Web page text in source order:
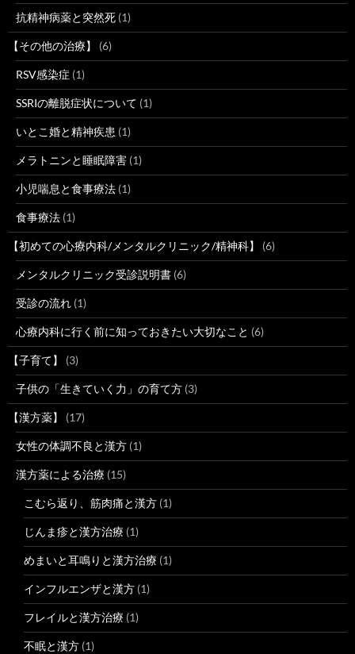
抗精神病薬と突然死 (1)
【その他の治療】 (6)
RSV感染症 (1)
SSRIの離脱症状について (1)
いとこ婚と精神疾患 (1)
メラトニンと睡眠障害 (1)
小児喘息と食事療法 (1)
食事療法 (1)
【初めての心療内科/メンタルクリニック/精神科】 (6)
メンタルクリニック受診説明書 (6)
受診の流れ (1)
心療内科に行く前に知っておきたい大切なこと (6)
【子育て】 (3)
子供の「生きていく力」の育て方 (3)
【漢方薬】 (17)
女性の体調不良と漢方 (1)
漢方薬による治療 (15)
こむら返り、筋肉痛と漢方 (1)
じんま疹と漢方治療 (1)
めまいと耳鳴りと漢方治療 (1)
インフルエンザと漢方 (1)
フレイルと漢方治療 (1)
不眠と漢方 (1)